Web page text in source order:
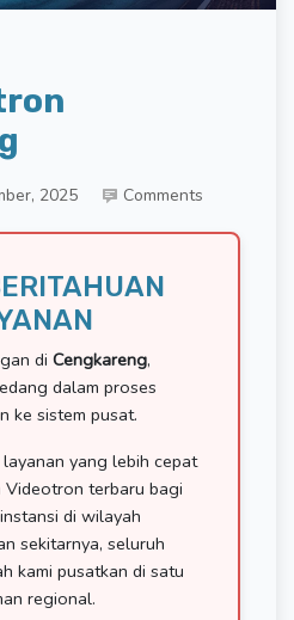
2025 Comments
di Cengkareng,
dalam proses
ke sistem pusat.
yang lebih cepat
terbaru bagi
di wilayah
sekitarnya, seluruh
kami pusatkan di satu
regional.